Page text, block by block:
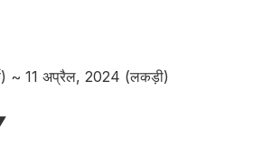
~ 11 अप्रैल, 2024 (लकड़ी)